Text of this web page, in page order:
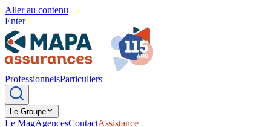
Aller au contenu
Enter
ProfessionnelsParticuliers
Le Groupe
Le MagAgencesContactAssistance